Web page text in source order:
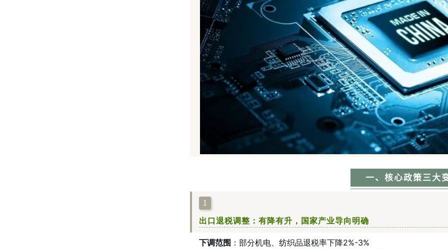
一、核心政策三大
1
出口退税调整：有降有升，国家产业导向明确
下调范围 ：部分机电、纺织品退税率下降2%-3%